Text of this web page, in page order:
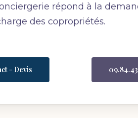
répond à la
des copropriétés.
- Devis